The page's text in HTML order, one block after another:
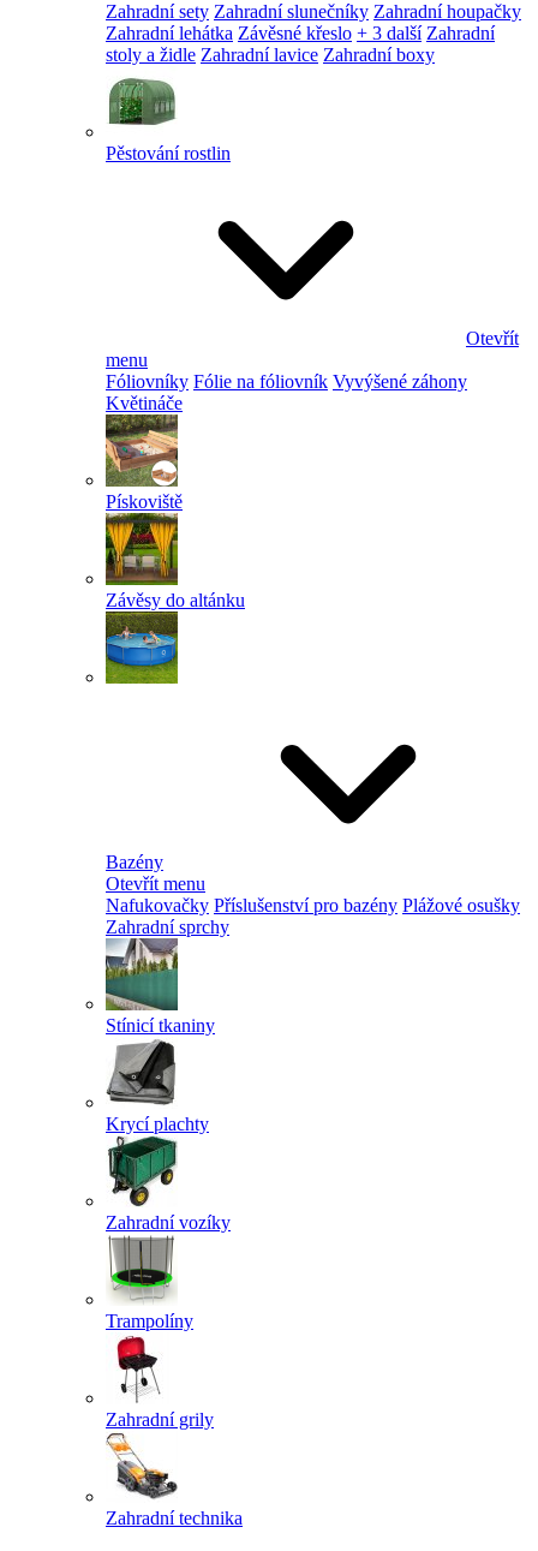
Zahradní sety Zahradní slunečníky Zahradní houpačky
Zahradní lehátka Závěsné křeslo + 3 další Zahradní
stoly a židle Zahradní lavice Zahradní boxy
Pěstování rostlin
Otevřít
menu
Fóliovníky Fólie na fóliovník Vyvýšené záhony
Květináče
Pískoviště
Závěsy do altánku
Bazény
Otevřít menu
Nafukovačky Příslušenství pro bazény Plážové osušky
Zahradní sprchy
Stínicí tkaniny
Krycí plachty
Zahradní vozíky
Trampolíny
Zahradní grily
Zahradní technika